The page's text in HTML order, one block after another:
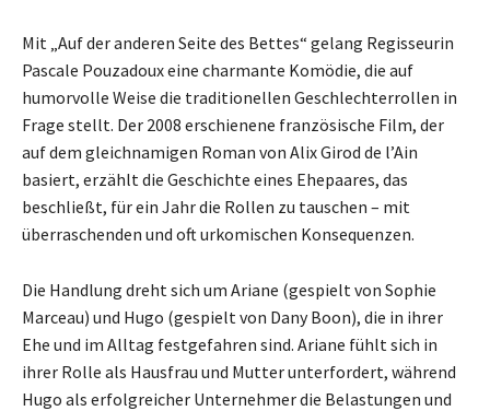
Mit „Auf der anderen Seite des Bettes“ gelang Regisseurin
Pascale Pouzadoux eine charmante Komödie, die auf
humorvolle Weise die traditionellen Geschlechterrollen in
Frage stellt. Der 2008 erschienene französische Film, der
auf dem gleichnamigen Roman von Alix Girod de l’Ain
basiert, erzählt die Geschichte eines Ehepaares, das
beschließt, für ein Jahr die Rollen zu tauschen – mit
überraschenden und oft urkomischen Konsequenzen.
Die Handlung dreht sich um Ariane (gespielt von Sophie
Marceau) und Hugo (gespielt von Dany Boon), die in ihrer
Ehe und im Alltag festgefahren sind. Ariane fühlt sich in
ihrer Rolle als Hausfrau und Mutter unterfordert, während
Hugo als erfolgreicher Unternehmer die Belastungen und